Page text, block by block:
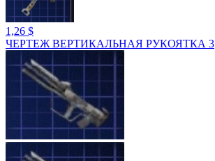
1,26 $
ЧЕРТЕЖ ВЕРТИКАЛЬНАЯ РУКОЯТКА 3